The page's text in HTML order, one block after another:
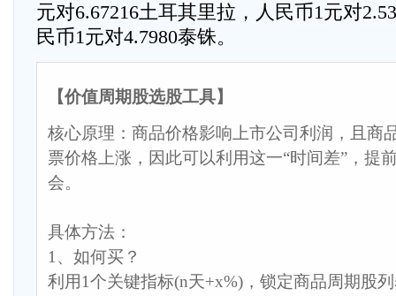
元对6.67216土耳其里拉，人民币1元对
民币1元对4.7980泰铢。
【价值周期股选股工具】
核心原理：商品价格影响上市公司利润，且商
票价格上涨，因此可以利用这一“时间差”，提
会。
具体方法：
1、如何买？
利用1个关键指标(n天+x%)，锁定商品周期股